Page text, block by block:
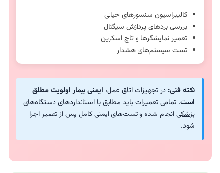
کالیبراسیون سنسورهای حیاتی
بررسی بردهای پردازش سیگنال
تعمیر نمایشگرها و تاچ اسکرین
تست سیستم‌های هشدار
نکته فنی: در تجهیزات اتاق عمل، ایمنی بیمار اولویت مطلق
است. تمامی تعمیرات باید مطابق بااستانداردهای دستگاه‌های
پزشکیانجام شده و تست‌های ایمنی کامل پس از تعمیر اجرا
شود.